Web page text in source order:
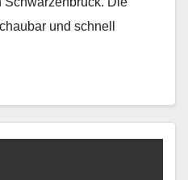
und schnell